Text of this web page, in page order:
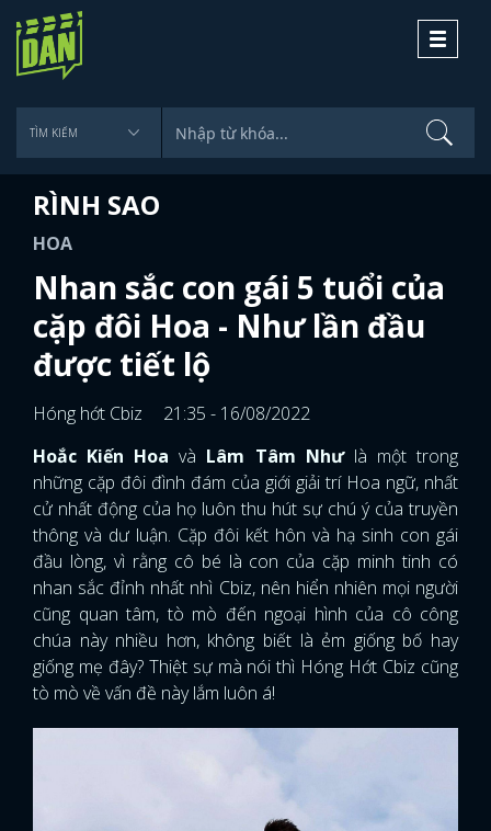
Toggle
RÌNH SAO
HOA
Nhan sắc con gái 5 tuổi của
cặp đôi Hoa - Như lần đầu
được tiết lộ
Hóng hớt Cbiz
21:35 - 16/08/2022
Hoắc Kiến Hoavà Lâm Tâm Nhưlà một trong
những cặp đôi đình đám của giới giải trí Hoa ngữ, nhất
cử nhất động của họ luôn thu hút sự chú ý của truyền
thông và dư luận. Cặp đôi kết hôn và hạ sinh con gái
đầu lòng, vì rằng cô bé là con của cặp minh tinh có
nhan sắc đỉnh nhất nhì Cbiz, nên hiển nhiên mọi người
cũng quan tâm, tò mò đến ngoại hình của cô công
chúa này nhiều hơn, không biết là ẻm giống bố hay
giống mẹ đây? Thiệt sự mà nói thì Hóng Hớt Cbiz cũng
tò mò về vấn đề này lắm luôn á!